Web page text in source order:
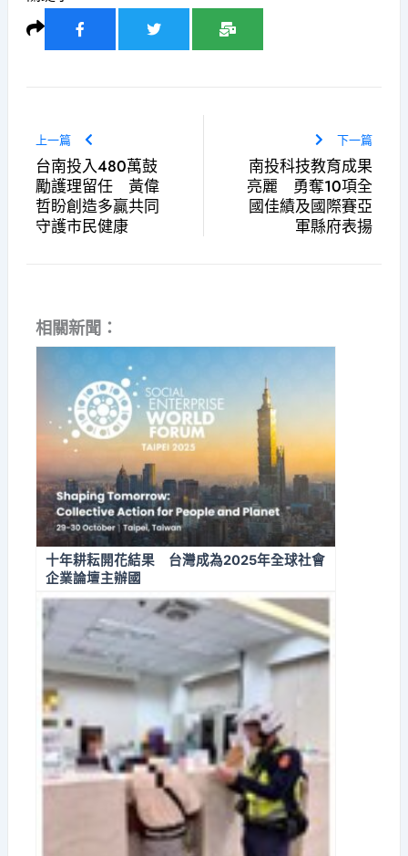
上一篇
台南投入480萬鼓
勵護理留任 黃偉
哲盼創造多贏共同
守護市民健康
下一篇
南投科技教育成果
亮麗 勇奪10項全
國佳績及國際賽亞
軍縣府表揚
相關新聞：
十年耕耘開花結果 台灣成為2025年全球社會
企業論壇主辦國